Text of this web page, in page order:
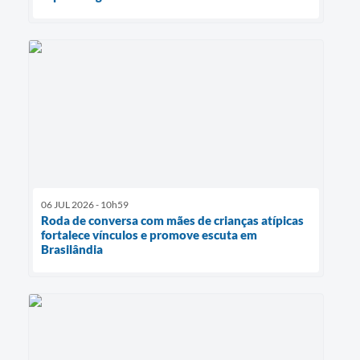
06 JUL 2026 - 10h59
Roda de conversa com mães de crianças atípicas
fortalece vínculos e promove escuta em
Brasilândia